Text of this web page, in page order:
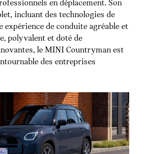
en déplacement. Son
incluant des technologies de
expérience de conduite agréable et
polyvalent et doté de
le MINI Countryman est
des entreprises